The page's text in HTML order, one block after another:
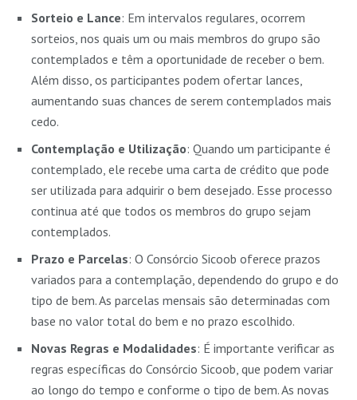
Sorteio e Lance: Em intervalos regulares, ocorrem
sorteios, nos quais um ou mais membros do grupo são
contemplados e têm a oportunidade de receber o bem.
Além disso, os participantes podem ofertar lances,
aumentando suas chances de serem contemplados mais
cedo.
Contemplação e Utilização: Quando um participante é
contemplado, ele recebe uma carta de crédito que pode
ser utilizada para adquirir o bem desejado. Esse processo
continua até que todos os membros do grupo sejam
contemplados.
Prazo e Parcelas: O Consórcio Sicoob oferece prazos
variados para a contemplação, dependendo do grupo e do
tipo de bem. As parcelas mensais são determinadas com
base no valor total do bem e no prazo escolhido.
Novas Regras e Modalidades: É importante verificar as
regras específicas do Consórcio Sicoob, que podem variar
ao longo do tempo e conforme o tipo de bem. As novas